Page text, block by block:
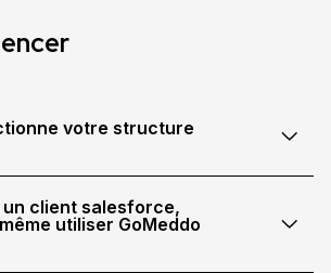
votre structure
un client salesforce,
utiliser GoMeddo